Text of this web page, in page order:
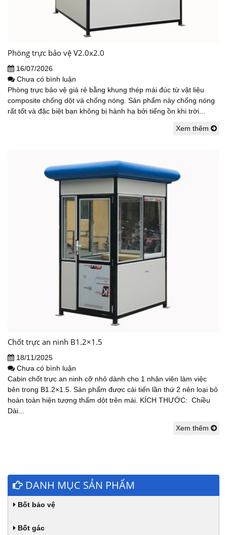
Phòng trực bảo vệ V2.0x2.0
16/07/2026
Chưa có bình luận
Phòng trực bảo vệ giá rẻ bằng khung thép mái đúc từ vật liệu
composite chống dột và chống nóng. Sản phẩm này chống nóng
rất tốt và đặc biệt bạn không bị hành hạ bởi tiếng ồn khi trời...
Xem thêm
Chốt trực an ninh B1.2×1.5
18/11/2025
Chưa có bình luận
Cabin chốt trực an ninh cỡ nhỏ dành cho 1 nhân viên làm việc
bên trong B1.2×1.5. Sản phẩm được cải tiến lần thứ 2 nên loại bỏ
hoàn toàn hiện tượng thấm dột trên mái. KÍCH THƯỚC: Chiều
Dài...
Xem thêm
DANH MỤC SẢN PHẨM
Bốt bảo vệ
Bốt gác